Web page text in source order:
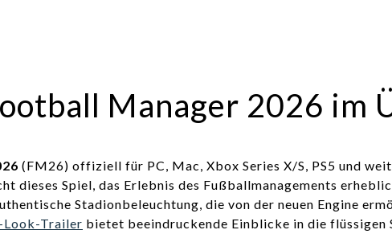
Manager 2026 im
(FM26) offiziell für PC, Mac, Xbox Series X/S, PS5 und
dieses Spiel, das Erlebnis des Fußballmanagements
Stadionbeleuchtung, die von der neuen Engine
Trailer bietet beeindruckende Einblicke in die flüssigen